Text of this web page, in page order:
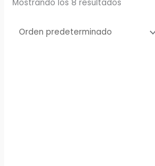
Mostrando los 8 resultados